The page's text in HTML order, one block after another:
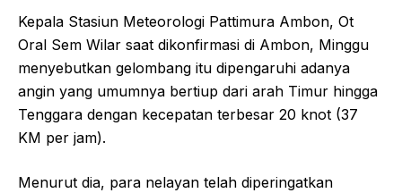
Kepala Stasiun Meteorologi Pattimura Ambon, Ot
Oral Sem Wilar saat dikonfirmasi di Ambon, Minggu
menyebutkan gelombang itu dipengaruhi adanya
angin yang umumnya bertiup dari arah Timur hingga
Tenggara dengan kecepatan terbesar 20 knot (37
KM per jam).
Menurut dia, para nelayan telah diperingatkan